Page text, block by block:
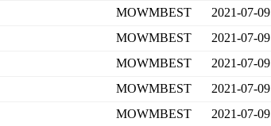
MOWMBEST 2021-07-09
MOWMBEST 2021-07-09
MOWMBEST 2021-07-09
MOWMBEST 2021-07-09
MOWMBEST 2021-07-09